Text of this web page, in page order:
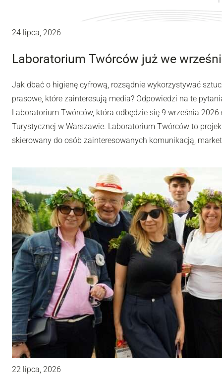
24 lipca, 2026
Laboratorium Twórców już we
Jak dbać o higienę cyfrową, rozsądnie wykorzystywać
prasowe, które zainteresują media? Odpowiedzi na te
Laboratorium Twórców, która odbędzie się 9 września
Turystycznej w Warszawie. Laboratorium Twórców to
skierowany do osób zainteresowanych komunikacją,
22 lipca, 2026